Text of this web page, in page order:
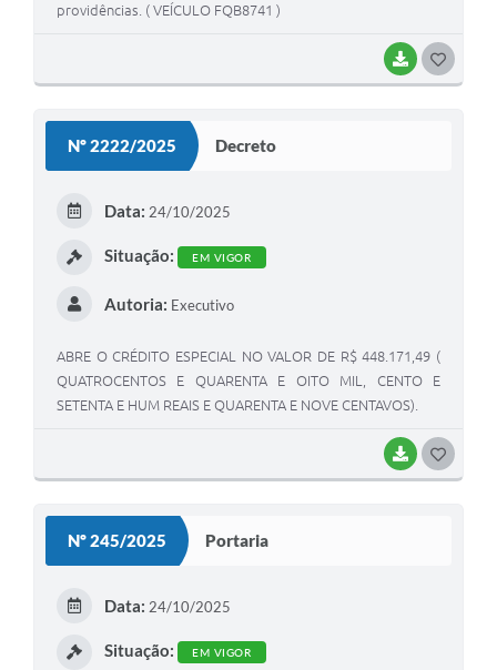
BAIXAR
providências. ( VEÍCULO FQB8741 )
Nº 2222/2025 Decreto
BAIXAR
Data: 24/10/2025
Situação: EM VIGOR
Autoria: Executivo
ABRE O CRÉDITO ESPECIAL NO VALOR DE R$ 448.171,49 (
QUATROCENTOS E QUARENTA E OITO MIL, CENTO E
SETENTA E HUM REAIS E QUARENTA E NOVE CENTAVOS).
Nº 245/2025 Portaria
Data: 24/10/2025
Situação: EM VIGOR